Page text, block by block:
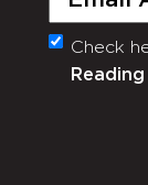
Monthly
Check
Reading